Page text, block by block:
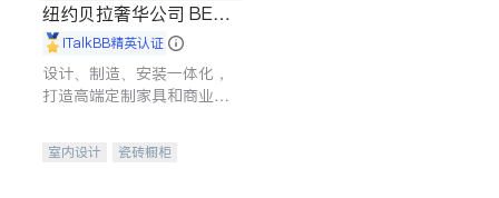
纽约贝拉奢华公司 BELL
A LUXE
iTalkBB精英认证
设计、制造、安装一体化，
打造高端定制家具和商业空
室内设计
瓷砖橱柜